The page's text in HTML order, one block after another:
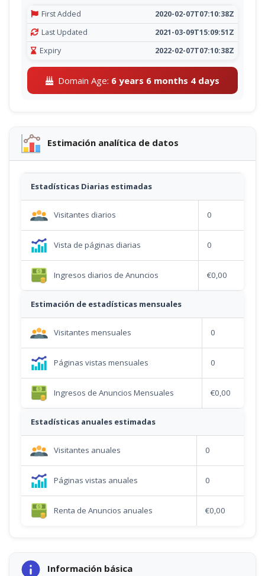
First Added
2020-02-07T07:10:38Z
Last Updated
2021-03-09T15:09:51Z
Expiry
2022-02-07T07:10:38Z
Domain Age: 6 years 6 months 4 days
Estimación analítica de datos
Estadísticas Diarias estimadas
Visitantes diarios 0
Vista de páginas diarias 0
Ingresos diarios de Anuncios €0,00
Estimación de estadísticas mensuales
Visitantes mensuales 0
Páginas vistas mensuales 0
Ingresos de Anuncios Mensuales €0,00
Estadísticas anuales estimadas
Visitantes anuales 0
Páginas vistas anuales 0
Renta de Anuncios anuales €0,00
Información básica